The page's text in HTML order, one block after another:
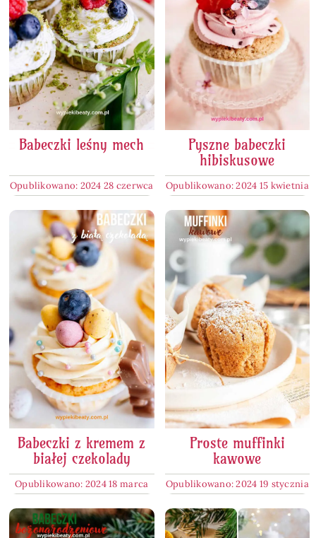
Babeczki leśny mech
Opublikowano: 2024 28 czerwca
Pyszne babeczki
hibiskusowe
Opublikowano: 2024 15 kwietnia
Babeczki z kremem z
białej czekolady
Opublikowano: 2024 18 marca
Proste muffinki
kawowe
Opublikowano: 2024 19 stycznia